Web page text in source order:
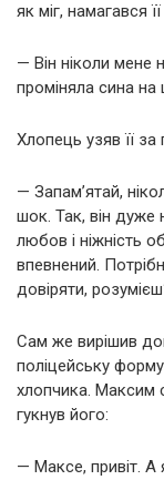
як міг, намагався
— Він ніколи мене
проміняла сина
Хлопець узяв її
— Запам’ятай,
шок. Так, він дуже
любов і ніжність
впевнений.
довіряти,
Сам же вирішив
поліцейську
хлопчика. Максим
гукнув його:
— Максе, привіт.